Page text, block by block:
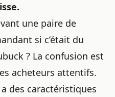
une paire de
si c’était du
? La confusion est
acheteurs attentifs.
des caractéristiques